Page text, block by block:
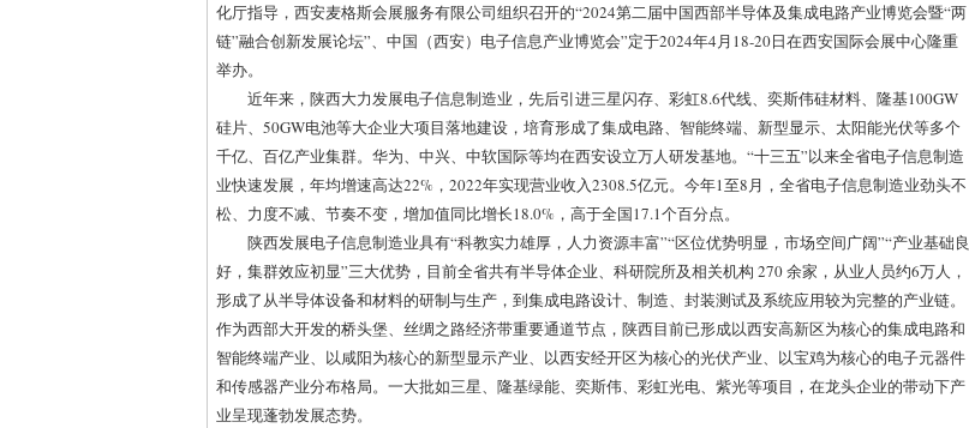
化厅指导，西安麦格斯会展服务有限公司组织召开的“2024第二届中国西部半导体及集成电路产业博览会暨“两
链”融合创新发展论坛”、中国（西安）电子信息产业博览会”定于2024年4月18-20日在西安国际会展中心隆重
举办。
近年来，陕西大力发展电子信息制造业，先后引进三星闪存、彩虹8.6代线、奕斯伟硅材料、隆基100GW
硅片、50GW电池等大企业大项目落地建设，培育形成了集成电路、智能终端、新型显示、太阳能光伏等多个
千亿、百亿产业集群。华为、中兴、中软国际等均在西安设立万人研发基地。“十三五”以来全省电子信息制造
业快速发展，年均增速高达22%，2022年实现营业收入2308.5亿元。今年1至8月，全省电子信息制造业劲头不
松、力度不减、节奏不变，增加值同比增长18.0%，高于全国17.1个百分点。
陕西发展电子信息制造业具有“科教实力雄厚，人力资源丰富”“区位优势明显，市场空间广阔”“产业基础良
好，集群效应初显”三大优势，目前全省共有半导体企业、科研院所及相关机构 270 余家，从业人员约6万人，
形成了从半导体设备和材料的研制与生产，到集成电路设计、制造、封装测试及系统应用较为完整的产业链。
作为西部大开发的桥头堡、丝绸之路经济带重要通道节点，陕西目前已形成以西安高新区为核心的集成电路和
智能终端产业、以咸阳为核心的新型显示产业、以西安经开区为核心的光伏产业、以宝鸡为核心的电子元器件
和传感器产业分布格局。一大批如三星、隆基绿能、奕斯伟、彩虹光电、紫光等项目，在龙头企业的带动下产
业呈现蓬勃发展态势。